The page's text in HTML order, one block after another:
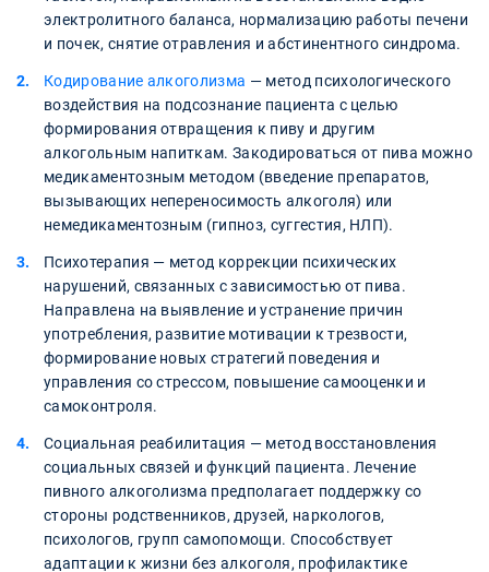
электролитного баланса, нормализацию работы печени
и почек, снятие отравления и абстинентного синдрома.
Кодирование алкоголизма — метод психологического
воздействия на подсознание пациента с целью
формирования отвращения к пиву и другим
алкогольным напиткам. Закодироваться от пива можно
медикаментозным методом (введение препаратов,
вызывающих непереносимость алкоголя) или
немедикаментозным (гипноз, суггестия, НЛП).
Психотерапия — метод коррекции психических
нарушений, связанных с зависимостью от пива.
Направлена на выявление и устранение причин
употребления, развитие мотивации к трезвости,
формирование новых стратегий поведения и
управления со стрессом, повышение самооценки и
самоконтроля.
Социальная реабилитация — метод восстановления
социальных связей и функций пациента. Лечение
пивного алкоголизма предполагает поддержку со
стороны родственников, друзей, наркологов,
психологов, групп самопомощи. Способствует
адаптации к жизни без алкоголя, профилактике